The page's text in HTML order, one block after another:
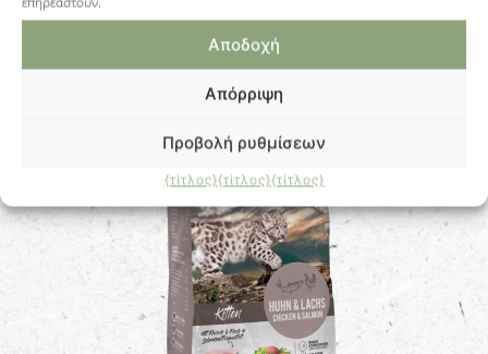
Αποδοχή
Απόρριψη
Προβολή ρυθμίσεων
{τίτλος}{τίτλος}{τίτλος}
ΠΕΡΙΣΣΌΤΕΡΕΣ ΠΛΗΡΟΦΟΡΊΕΣ